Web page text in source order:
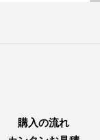
購入の流れ